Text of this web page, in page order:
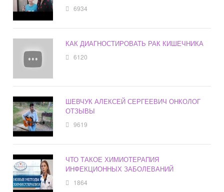
6934
КАК ДИАГНОСТИРОВАТЬ РАК КИШЕЧНИКА
6120
ШЕВЧУК АЛЕКСЕЙ СЕРГЕЕВИЧ ОНКОЛОГ
ОТЗЫВЫ
9619
ЧТО ТАКОЕ ХИМИОТЕРАПИЯ
ИНФЕКЦИОННЫХ ЗАБОЛЕВАНИЙ
1864